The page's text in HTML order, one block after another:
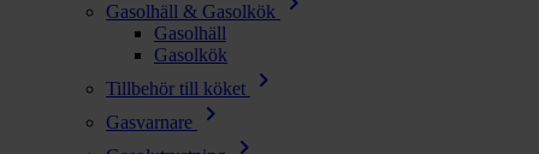
Gasolhäll & Gasolkök
Gasolhäll
Gasolkök
Tillbehör till köket
chevron_right
Gasvarnare chevron_right